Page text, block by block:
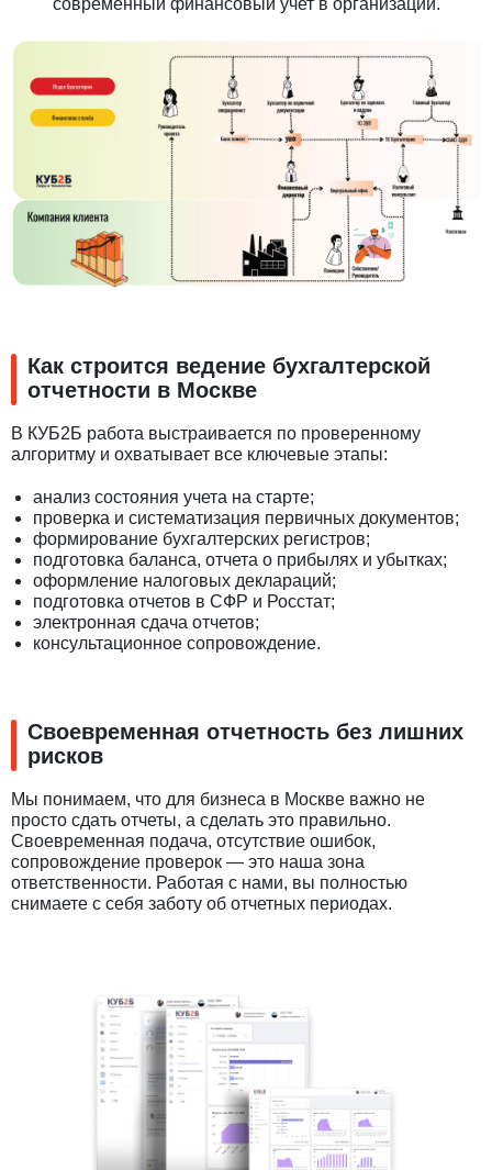
Как строится ведение бухгалтерской
отчетности в Москве
В КУБ2Б работа выстраивается по проверенному
алгоритму и охватывает все ключевые этапы:
анализ состояния учета на старте;
проверка и систематизация первичных документов;
формирование бухгалтерских регистров;
подготовка баланса, отчета о прибылях и убытках;
оформление налоговых деклараций;
подготовка отчетов в СФР и Росстат;
электронная сдача отчетов;
консультационное сопровождение.
Своевременная отчетность без лишних
рисков
Мы понимаем, что для бизнеса в Москве важно не
просто сдать отчеты, а сделать это правильно.
Своевременная подача, отсутствие ошибок,
сопровождение проверок — это наша зона
ответственности. Работая с нами, вы полностью
снимаете с себя заботу об отчетных периодах.